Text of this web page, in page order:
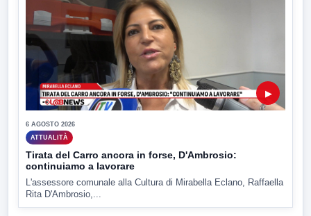
▶
6 AGOSTO 2026
ATTUALITÀ
Tirata del Carro ancora in forse, D'Ambrosio:
continuiamo a lavorare
L'assessore comunale alla Cultura di Mirabella Eclano, Raffaella
Rita D'Ambrosio,...